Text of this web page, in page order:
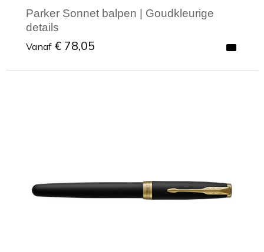
Parker Sonnet balpen | Goudkleurige
details
Vanaf € 78,05